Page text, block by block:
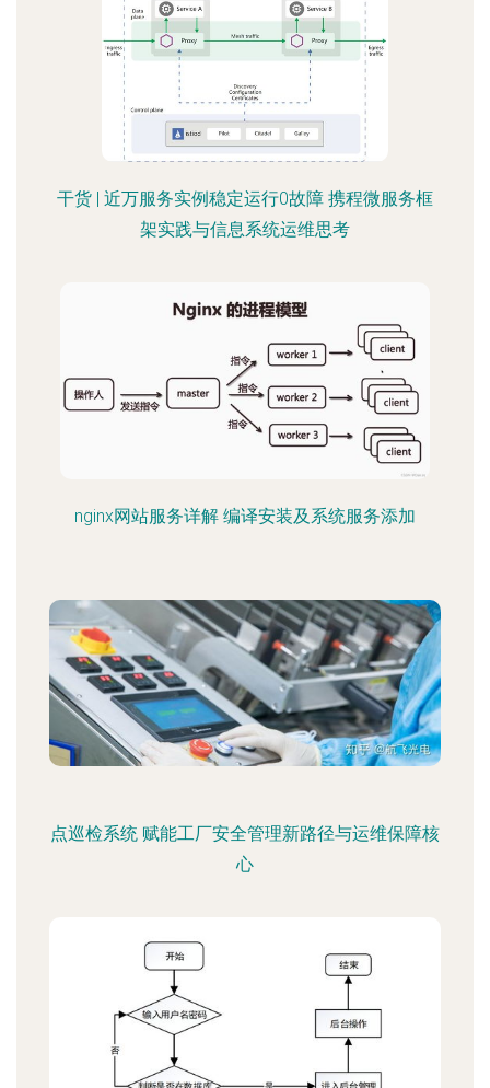
干货 | 近万服务实例稳定运行0故障 携程微服务框
架实践与信息系统运维思考
nginx网站服务详解 编译安装及系统服务添加
点巡检系统 赋能工厂安全管理新路径与运维保障核
心